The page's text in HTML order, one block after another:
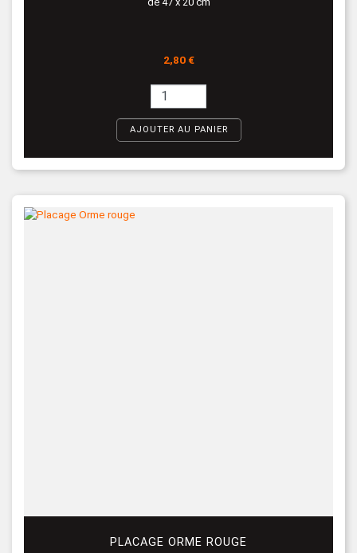
Prix
2,80 €
AJOUTER AU PANIER
PLACAGE ORME ROUGE